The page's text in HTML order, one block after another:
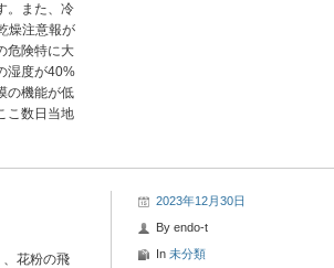
。また、冷
燥注意報が
危険特に大
湿度が40%
の機能が低
こ数日当地
花粉の飛
2023年12月30日
By endo-t
In 未分類